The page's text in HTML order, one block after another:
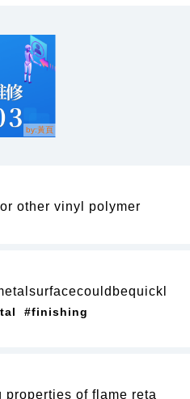
other vinyl polymer
#finishing
properties of flame reta